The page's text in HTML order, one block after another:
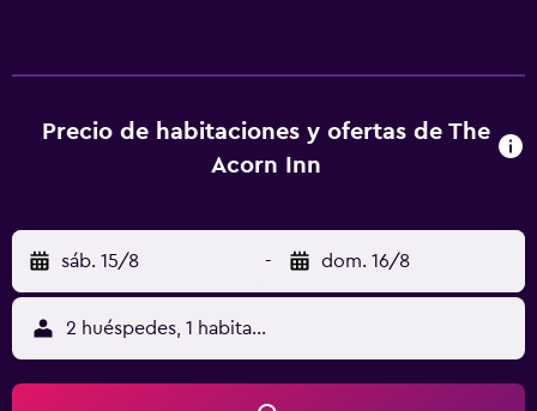
Precio de habitaciones y ofertas de The
Acorn Inn
sáb. 15/8 - dom. 16/8
2 huéspedes, 1 habitación